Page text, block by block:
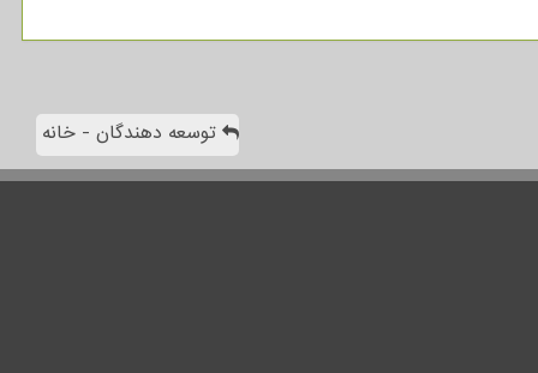
توسعه دهندگان - خانه